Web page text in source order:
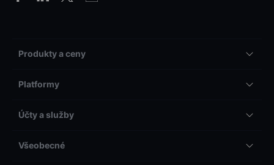
Produkty a ceny
Platformy
Účty a služby
Všeobecné